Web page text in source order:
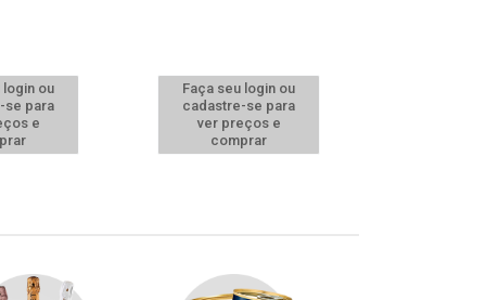
login ou
se para
e
Faça seu login ou
cadastre-se para
ver preços e
comprar